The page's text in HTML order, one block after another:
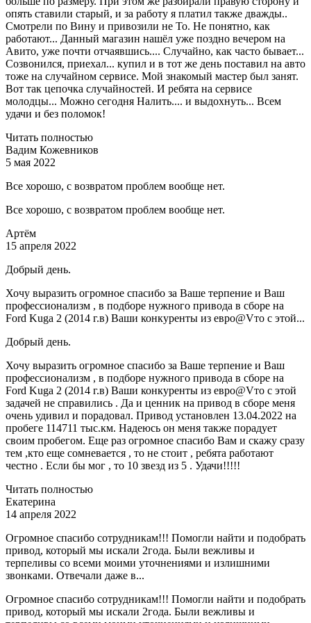
опять ставили старый, и за работу я платил также дважды..
Смотрели по Вину и привозили не То. Не понятно, как
работают... Данный магазин нашёл уже поздно вечером на
Авито, уже почти отчаявшись.... Случайно, как часто бывает...
Созвонился, приехал... купил и в тот же день поставил на авто
тоже на случайном сервисе. Мой знакомый мастер был занят.
Вот так цепочка случайностей. И ребята на сервисе
молодцы... Можно сегодня Налить.... и выдохнуть... Всем
удачи и без поломок!
Читать полностью
Вадим Кожевников
5 мая 2022
Все хорошо, с возвратом проблем вообще нет.
Все хорошо, с возвратом проблем вообще нет.
Артём
15 апреля 2022
Добрый день.
Хочу выразить огромное спасибо за Ваше терпение и Ваш
профессионализм , в подборе нужного привода в сборе на
Ford Kuga 2 (2014 г.в) Ваши конкуренты из евро@Vто с этой...
Добрый день.
Хочу выразить огромное спасибо за Ваше терпение и Ваш
профессионализм , в подборе нужного привода в сборе на
Ford Kuga 2 (2014 г.в) Ваши конкуренты из евро@Vто с этой
задачей не справились . Да и ценник на привод в сборе меня
очень удивил и порадовал. Привод установлен 13.04.2022 на
пробеге 114711 тыс.км. Надеюсь он меня также порадует
своим пробегом. Еще раз огромное спасибо Вам и скажу сразу
тем ,кто еще сомневается , то не стоит , ребята работают
честно . Если бы мог , то 10 звезд из 5 . Удачи!!!!!
Читать полностью
Екатерина
14 апреля 2022
Огромное спасибо сотрудникам!!! Помогли найти и подобрать
привод, который мы искали 2года. Были вежливы и
терпеливы со всеми моими уточнениями и излишними
звонками. Отвечали даже в...
Огромное спасибо сотрудникам!!! Помогли найти и подобрать
привод, который мы искали 2года. Были вежливы и